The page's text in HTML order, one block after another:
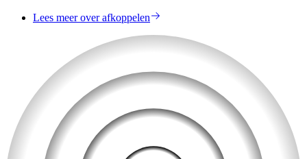
Lees meer over afkoppelen